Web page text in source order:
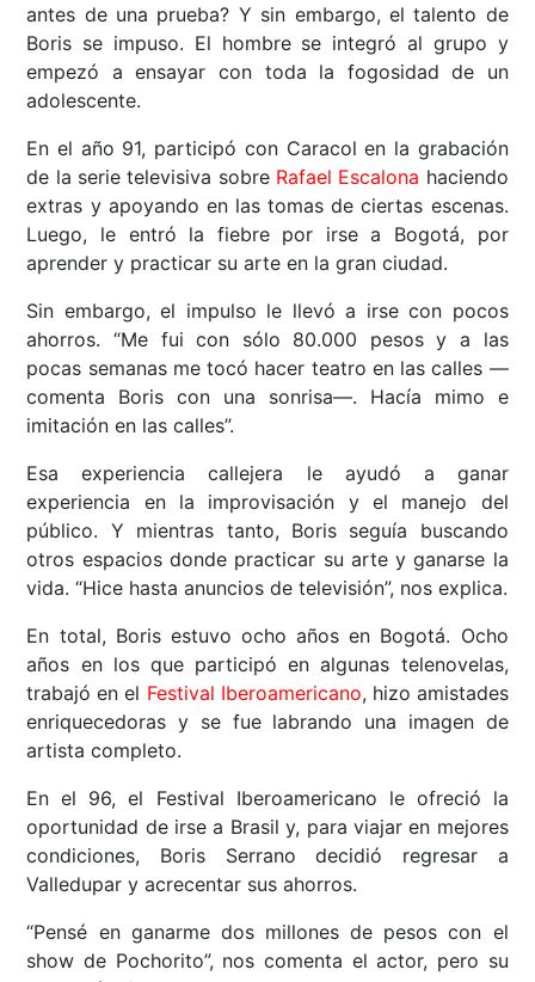
antes de una prueba? Y sin embargo, el talento de
Boris se impuso. El hombre se integró al grupo y
empezó a ensayar con toda la fogosidad de un
adolescente.
En el año 91, participó con Caracol en la grabación
de la serie televisiva sobreRafael Escalona haciendo
extras y apoyando en las tomas de ciertas escenas.
Luego, le entró la fiebre por irse a Bogotá, por
aprender y practicar su arte en la gran ciudad.
Sin embargo, el impulso le llevó a irse con pocos
ahorros. “Me fui con sólo 80.000 pesos y a las
pocas semanas me tocó hacer teatro en las calles ––
comenta Boris con una sonrisa––. Hacía mimo e
imitación en las calles”.
Esa experiencia callejera le ayudó a ganar
experiencia en la improvisación y el manejo del
público. Y mientras tanto, Boris seguía buscando
otros espacios donde practicar su arte y ganarse la
vida. “Hice hasta anuncios de televisión”, nos explica.
En total, Boris estuvo ocho años en Bogotá. Ocho
años en los que participó en algunas telenovelas,
trabajó en el Festival Iberoamericano, hizo amistades
enriquecedoras y se fue labrando una imagen de
artista completo.
En el 96, el Festival Iberoamericano le ofreció la
oportunidad de irse a Brasil y, para viajar en mejores
condiciones, Boris Serrano decidió regresar a
Valledupar y acrecentar sus ahorros.
“Pensé en ganarme dos millones de pesos con el
show de Pochorito”, nos comenta el actor, pero su